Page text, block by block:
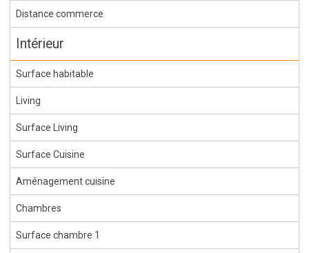
Distance commerce
Intérieur
Surface habitable
Living
Surface Living
Surface Cuisine
Aménagement cuisine
Chambres
Surface chambre 1